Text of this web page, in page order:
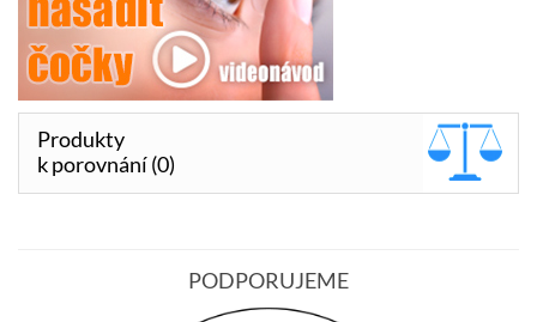
Produkty
k porovnání (0)
PODPORUJEME